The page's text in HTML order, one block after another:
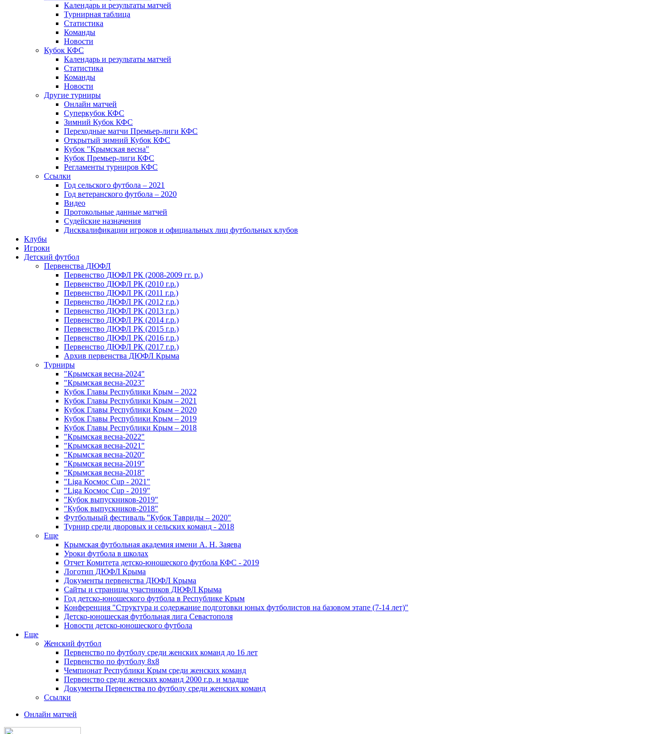
Календарь и результаты матчей
Турнирная таблица
Статистика
Команды
Новости
Кубок КФС
Календарь и результаты матчей
Статистика
Команды
Новости
Другие турниры
Онлайн матчей
Суперкубок КФС
Зимний Кубок КФС
Переходные матчи Премьер-лиги КФС
Открытый зимний Кубок КФС
Кубок "Крымская весна"
Кубок Премьер-лиги КФС
Регламенты турниров КФС
Ссылки
Год сельского футбола – 2021
Год ветеранского футбола – 2020
Видео
Протокольные данные матчей
Судейские назначения
Дисквалификации игроков и официальных лиц футбольных клубов
Клубы
Игроки
Детский футбол
Первенства ДЮФЛ
Первенство ДЮФЛ РК (2008-2009 гг. р.)
Первенство ДЮФЛ РК (2010 г.р.)
Первенство ДЮФЛ РК (2011 г.р.)
Первенство ДЮФЛ РК (2012 г.р.)
Первенство ДЮФЛ РК (2013 г.р.)
Первенство ДЮФЛ РК (2014 г.р.)
Первенство ДЮФЛ РК (2015 г.р.)
Первенство ДЮФЛ РК (2016 г.р.)
Первенство ДЮФЛ РК (2017 г.р.)
Архив первенства ДЮФЛ Крыма
Турниры
"Крымская весна-2024"
"Крымская весна-2023"
Кубок Главы Республики Крым – 2022
Кубок Главы Республики Крым – 2021
Кубок Главы Республики Крым – 2020
Кубок Главы Республики Крым – 2019
Кубок Главы Республики Крым – 2018
"Крымская весна-2022"
"Крымская весна-2021"
"Крымская весна-2020"
"Крымская весна-2019"
"Крымская весна-2018"
"Liga Космос Cup - 2021"
"Liga Космос Cup - 2019"
"Кубок выпускников-2019"
"Кубок выпускников-2018"
Футбольный фестиваль "Кубок Тавриды – 2020"
Турнир среди дворовых и сельских команд - 2018
Еще
Крымская футбольная академия имени А. Н. Заяева
Уроки футбола в школах
Отчет Комитета детско-юношеского футбола КФС - 2019
Логотип ДЮФЛ Крыма
Документы первенства ДЮФЛ Крыма
Сайты и страницы участников ДЮФЛ Крыма
Год детско-юношеского футбола в Республике Крым
Конференция "Структура и содержание подготовки юных футболистов на базовом этапе (7-14 лет)"
Детско-юношеская футбольная лига Севастополя
Новости детско-юношеского футбола
Еще
Женский футбол
Первенство по футболу среди женских команд до 16 лет
Первенство по футболу 8х8
Чемпионат Республики Крым среди женских команд
Первенство среди женских команд 2000 г.р. и младше
Документы Первенства по футболу среди женских команд
Ссылки
Онлайн матчей